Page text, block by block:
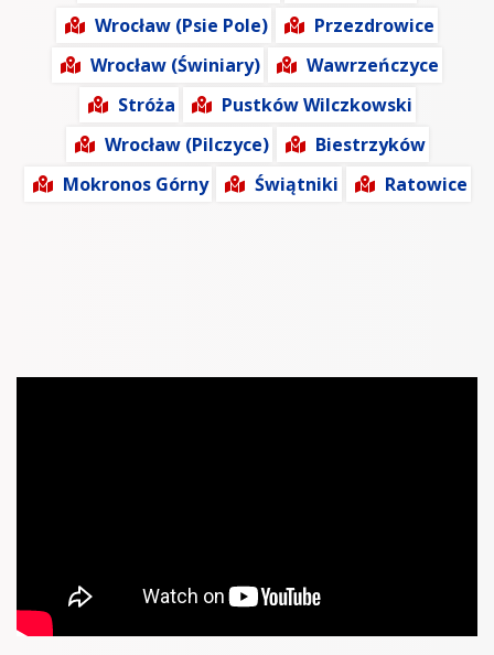
Wrocław (Psie Pole)
Przezdrowice
Wrocław (Świniary)
Wawrzeńczyce
Stróża
Pustków Wilczkowski
Wrocław (Pilczyce)
Biestrzyków
Mokronos Górny
Świątniki Ratowice